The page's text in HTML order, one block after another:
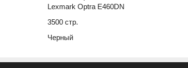
Lexmark Optra E460DN
3500 стр.
Черный